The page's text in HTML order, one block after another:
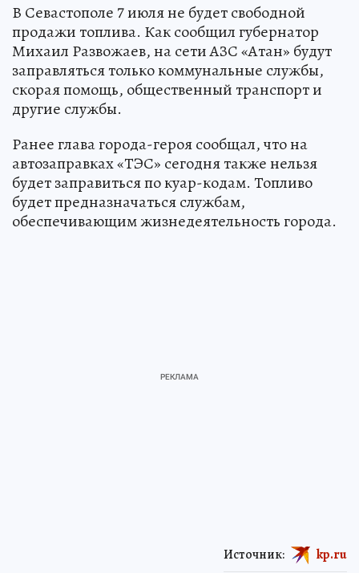
В Севастополе 7 июля не будет свободной
продажи топлива. Как сообщил губернатор
Михаил Развожаев, на сети АЗС «Атан» будут
заправляться только коммунальные службы,
скорая помощь, общественный транспорт и
другие службы.
Ранее глава города-героя сообщал, что на
автозаправках «ТЭС» сегодня также нельзя
будет заправиться по куар-кодам. Топливо
будет предназначаться службам,
обеспечивающим жизнедеятельность города.
Источник: kp.ru